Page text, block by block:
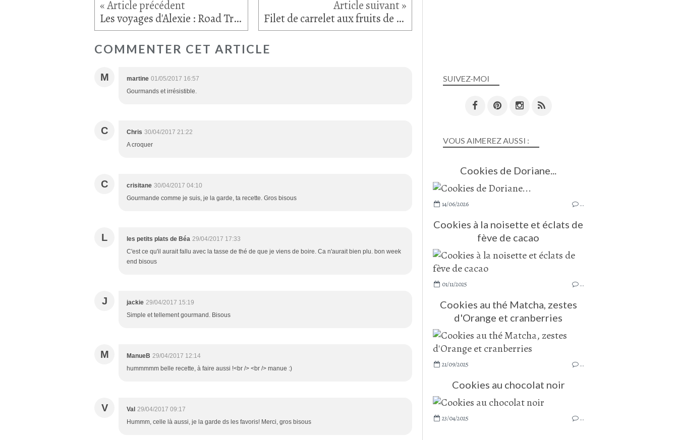
Les voyages d'Alexie : Road Trip...(3) Filet de carrelet aux fruits de mer sur son riz Pervenche du Laos
COMMENTER CET ARTICLE
M martine 01/05/2017 16:57
Gourmands et irrésistible.
C Chris 30/04/2017 21:22
A croquer
C crisitane 30/04/2017 04:10
Gourmande comme je suis, je la garde, ta recette. Gros bisous
L les petits plats de Béa 29/04/2017 17:33
C'est ce qu'il aurait fallu avec la tasse de thé de que je viens de boire. Ca n'aurait bien plu. bon week
end bisous
J jackie 29/04/2017 15:19
Simple et tellement gourmand. Bisous
M ManueB 29/04/2017 12:14
hummmmm belle recette, à faire aussi !<br /> <br /> manue :)
V Val 29/04/2017 09:17
Hummm, celle là aussi, je la garde ds les favoris! Merci, gros bisous
SUIVEZ-MOI
VOUS AIMEREZ AUSSI :
Cookies de Doriane...
14/06/2026 …
Cookies à la noisette et éclats de
fève de cacao
01/11/2025 …
Cookies au thé Matcha, zestes
d'Orange et cranberries
21/09/2025 …
Cookies au chocolat noir
23/04/2025 …